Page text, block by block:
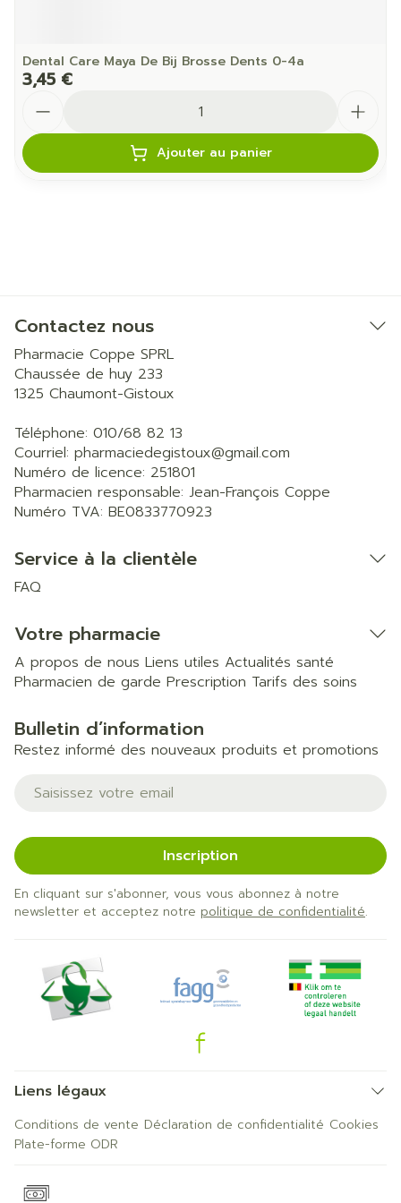
Dental Care Maya De Bij Brosse Dents 0-4a
3,45 €
Ajouter au panier
Contactez nous
Pharmacie Coppe SPRL
Chaussée de huy 233
1325 Chaumont-Gistoux
Téléphone: 010/68 82 13
Courriel: pharmaciedegistoux@gmail.com
Numéro de licence: 251801
Pharmacien responsable: Jean-François Coppe
Numéro TVA: BE0833770923
Service à la clientèle
FAQ
Votre pharmacie
A propos de nous Liens utiles Actualités santé
Pharmacien de garde Prescription Tarifs des soins
Bulletin d’information
Restez informé des nouveaux produits et promotions
Adresse mail
Inscription
En cliquant sur s'abonner, vous vous abonnez à notre
newsletter et acceptez notre politique de confidentialité.
Liens légaux
Conditions de vente Déclaration de confidentialité Cookies
Plate-forme ODR